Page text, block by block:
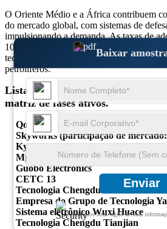
Baixar
Enviar
Garantimos total sigilo de suas
O Oriente Médio e a África contribuem
do mercado global, com sistemas de
impulsionando a demanda. As taxas de
10-15% ao ano, alimentadas pelo
tecnologias de segurança nas fronteiras e
petrolíferos.
Lista de principais empresas de
matriz de fases ativos.
Qorvo (participação de mercado:
Skyworks (participação de
Kyocera
Mpt
Guobo Electronics
CETC 13
Tecnologia Chengdu RML
Empresa do Grupo de Tecnologia
Sistema eletrônico Wuxi Huace
Tecnologia Chengdu Tianjian